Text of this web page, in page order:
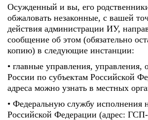
Осужденный и вы, его
обжаловать незаконные, с вашей
действия администрации ИУ,
сообщение об этом (обязательно
копию) в следующие инстанции:
• главные управления,
России по субъектам Российской
адреса можно узнать в местных
• Федеральную службу исполнения
Российской Федерации (адрес: ГСП-